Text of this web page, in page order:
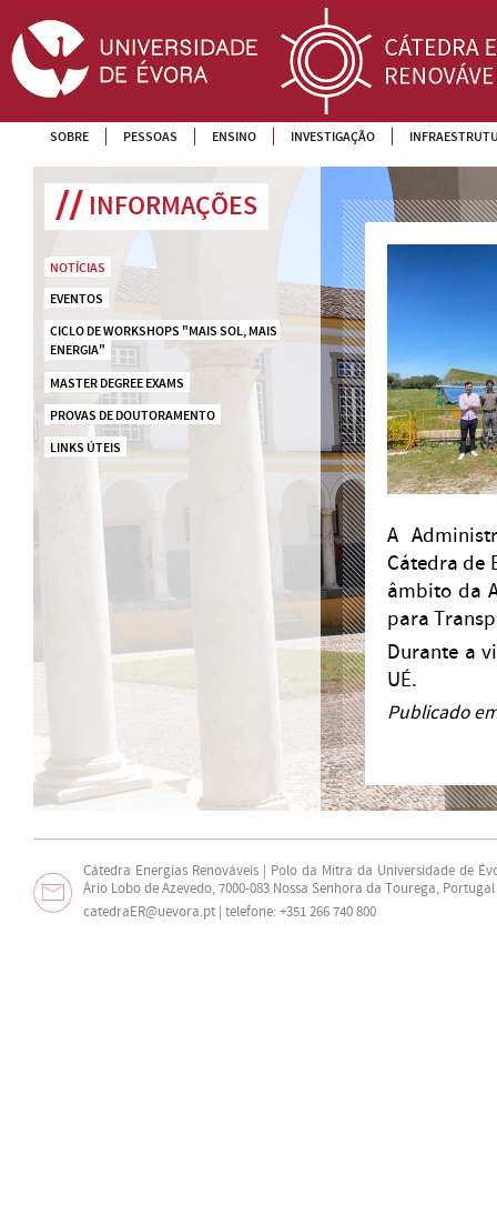
SOBRE PESSOAS ENSINO INVESTIGAÇÃO
INFORMAÇÕES
NOTÍCIAS
EVENTOS
CICLO DE WORKSHOPS "MAIS SOL, MAIS
ENERGIA"
MASTER DEGREE EXAMS
PROVAS DE DOUTORAMENTO
LINKS ÚTEIS
A
Cátedra de
âmbito da
para
Durante a
UÉ.
Publicado
Cátedra Energias Renováveis | Polo da Mitra da Universidade de
Ário Lobo de Azevedo, 7000-083 Nossa Senhora da Tourega, Portugal
catedraER@uevora.pt | telefone: +351 266 740 800